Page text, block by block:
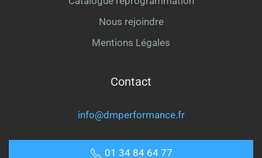
Nous rejoindre
Mentions Légales
Contact
info@dmperformance.fr
01 34 84 64 77